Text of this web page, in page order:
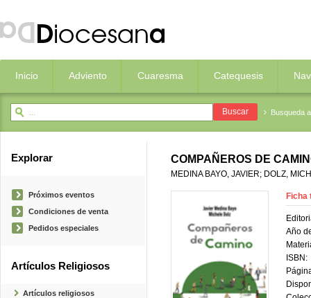
Inicio Adviento Cuaresma Catequesis
Busqueda
Explorar
Próximos eventos
Condiciones de venta
Pedidos especiales
Artículos Religiosos
Artículos religiosos
COMPAÑEROS DE
MEDINA BAYO, JAVIER; DOLZ,
Ficha
Año
ISBN: